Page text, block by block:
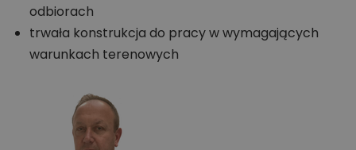
odbiorach
trwała konstrukcja do pracy w wymagających
warunkach terenowych